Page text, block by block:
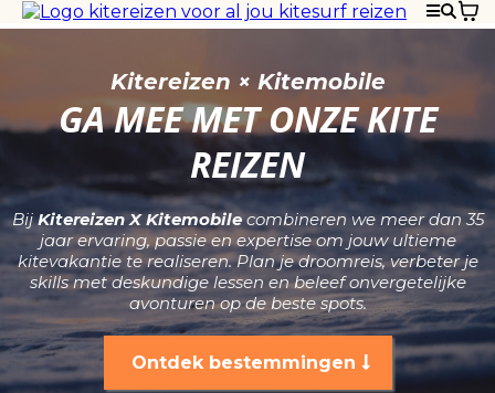
Kitereizen × Kitemobile
GA MEE MET ONZE KITE
REIZEN
BijKitereizen X Kitemobilecombineren we meer dan 35
jaar ervaring, passie en expertise om jouw ultieme
kitevakantie te realiseren. Plan je droomreis, verbeter je
skills met deskundige lessen en beleef onvergetelijke
avonturen op de beste spots.
Ontdek bestemmingen